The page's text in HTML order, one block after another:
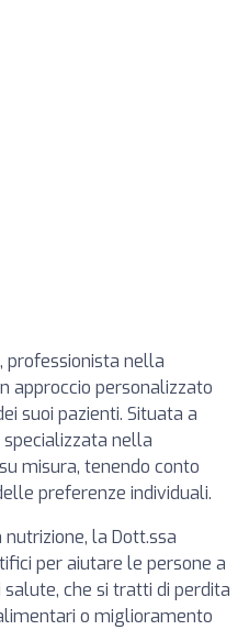
professionista nella
approccio personalizzato
suoi pazienti. Situata a
specializzata nella
misura, tenendo conto
preferenze individuali.
la Dott.ssa
per aiutare le persone a
che si tratti di perdita
o miglioramento